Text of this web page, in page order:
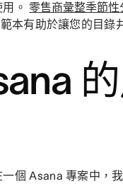
。 零售商彙整季節性
本有助於讓您的目錄
個 Asana 專案中，